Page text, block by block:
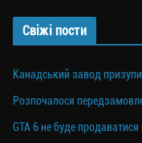
Свіжі пости
Канадський завод
Розпочалося
GTA 6 не буде продаватися